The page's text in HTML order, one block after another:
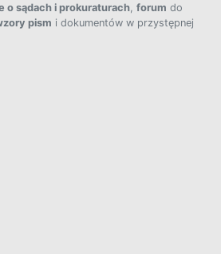
o sądach i prokuraturach, forum do
pism i dokumentów w przystępnej